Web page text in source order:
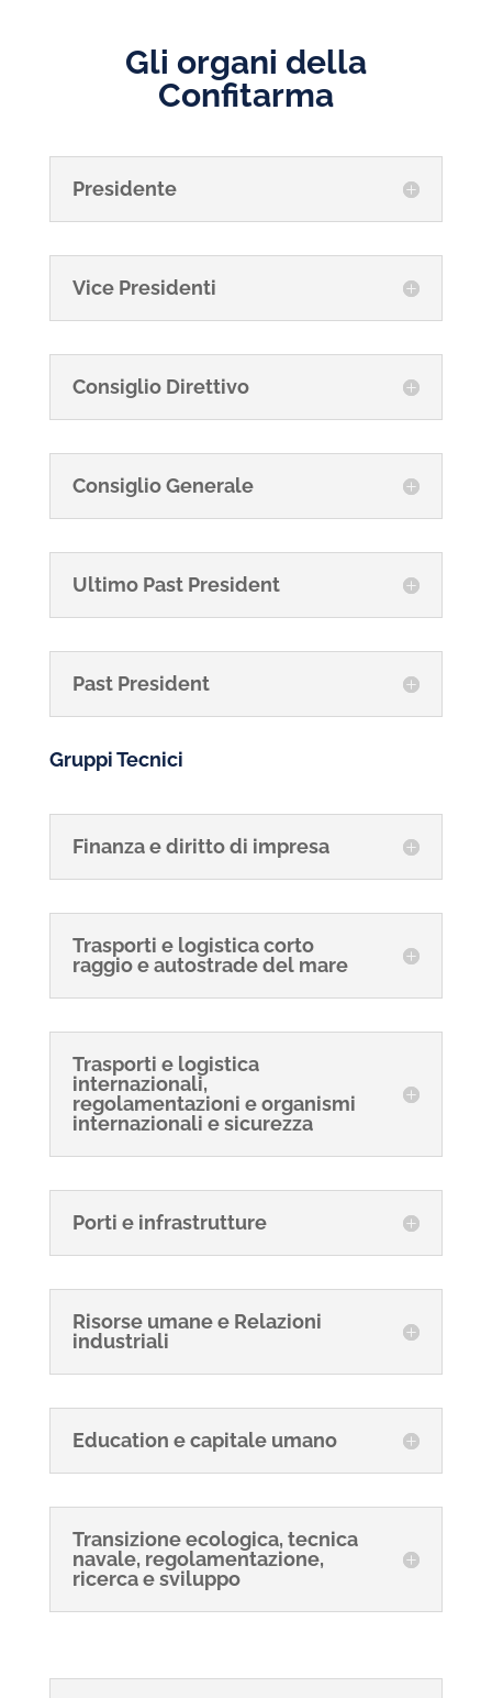
Gli organi della
Confitarma
Presidente
Vice Presidenti
Consiglio Direttivo
Consiglio Generale
Ultimo Past President
Past President
Gruppi Tecnici
Finanza e diritto di impresa
Trasporti e logistica corto
raggio e autostrade del mare
Trasporti e logistica
internazionali,
regolamentazioni e organismi
internazionali e sicurezza
Porti e infrastrutture
Risorse umane e Relazioni
industriali
Education e capitale umano
Transizione ecologica, tecnica
navale, regolamentazione,
ricerca e sviluppo